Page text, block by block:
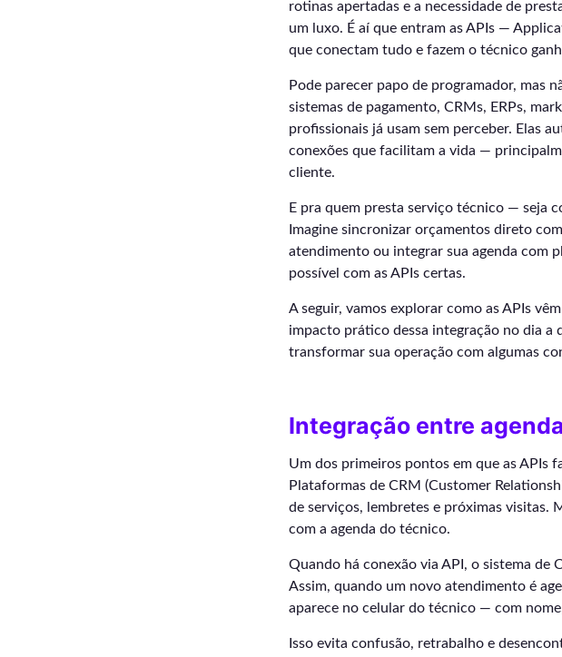
rotinas apertadas e a necessidade de
um luxo. É aí que entram as APIs —
que conectam tudo e fazem o técnico
Pode parecer papo de programador, mas
sistemas de pagamento, CRMs, ERPs,
profissionais já usam sem perceber. Elas
conexões que facilitam a vida —
cliente.
E pra quem presta serviço técnico — seja
Imagine sincronizar orçamentos direto
atendimento ou integrar sua agenda com
possível com as APIs certas.
A seguir, vamos explorar como as APIs
impacto prático dessa integração no dia a
transformar sua operação com algumas
Integração entre
Um dos primeiros pontos em que as APIs
Plataformas de CRM (Customer
de serviços, lembretes e próximas visitas.
com a agenda do técnico.
Quando há conexão via API, o sistema de
Assim, quando um novo atendimento é
aparece no celular do técnico — com
Isso evita confusão, retrabalho e